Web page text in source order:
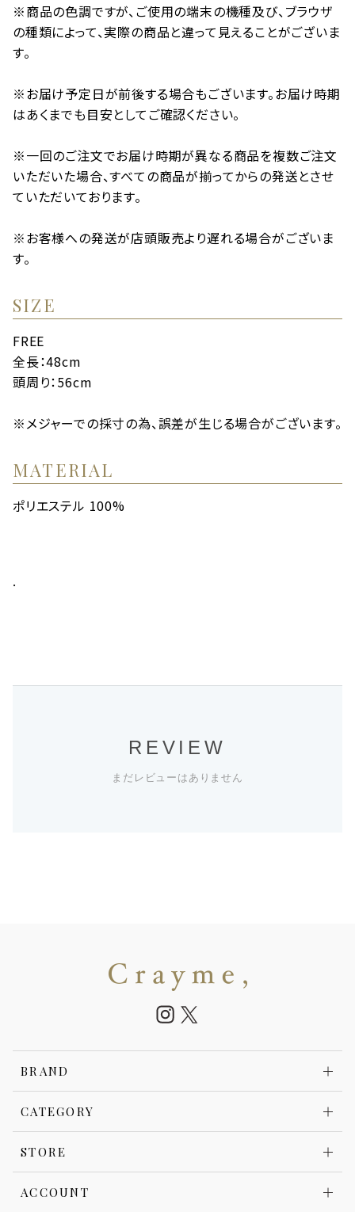
※商品の色調ですが、ご使用の端末の機種及び、ブラウザ
の種類によって、実際の商品と違って見えることがございま
す。
※お届け予定日が前後する場合もございます。お届け時期
はあくまでも目安としてご確認ください。
※一回のご注文でお届け時期が異なる商品を複数ご注文
いただいた場合、すべての商品が揃ってからの発送とさせ
ていただいております。
※お客様への発送が店頭販売より遅れる場合がございま
す。
SIZE
FREE
全長：48cm
頭周り：56cm
※メジャーでの採寸の為、誤差が生じる場合がございます。
MATERIAL
ポリエステル 100%
.
REVIEW
まだレビューはありません
BRAND
CATEGORY
STORE
ACCOUNT